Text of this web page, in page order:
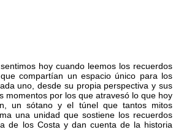
hoy cuando leemos los recuerdos
compartían un espacio único para los
uno, desde su propia perspectiva y sus
momentos por los que atravesó lo que hoy
un sótano y el túnel que tantos mitos
una unidad que sostiene los recuerdos
de los Costa y dan cuenta de la historia